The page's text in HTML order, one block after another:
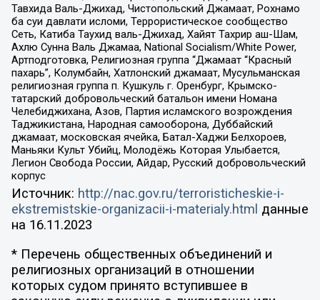
Тавхида Валь-Джихад, Чистопольский Джамаат, Рохнамо
ба суи давлати исломи, Террористическое сообщество
Сеть, Катиба Таухид валь-Джихад, Хайят Тахрир аш-Шам,
Ахлю Сунна Валь Джамаа, National Socialism/White Power,
Артподготовка, Религиозная группа “Джамаат “Красный
пахарь”, Колумбайн, Хатлонский джамаат, Мусульманская
религиозная группа п. Кушкуль г. Оренбург, Крымско-
татарский добровольческий батальон имени Номана
Челебиджихана, Азов, Партия исламского возрождения
Таджикистана, Народная самооборона, Дуббайский
джамаат, московская ячейка, Батал-Хаджи Белхороев,
Маньяки Культ Убийц, Молодёжь Которая Улыбается,
Легион Свобода России, Айдар, Русский добровольческий
корпус
Источник: http://nac.gov.ru/terroristicheskie-i-
ekstremistskie-organizacii-i-materialy.html данные
на 16.11.2023
* Перечень общественных объединений и
религиозных организаций в отношении
которых судом принято вступившее в